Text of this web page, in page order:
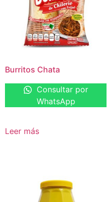
Burritos Chata
Consultar por
WhatsApp
Leer más